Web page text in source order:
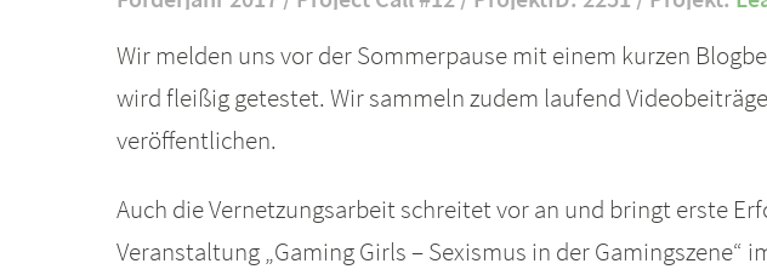
Wir melden uns vor der Sommerpause mit einem kurzen
wird fleißig getestet. Wir sammeln zudem laufend
veröffentlichen.
Auch die Vernetzungsarbeit schreitet vor an und bringt erste
Veranstaltung „Gaming Girls – Sexismus in der